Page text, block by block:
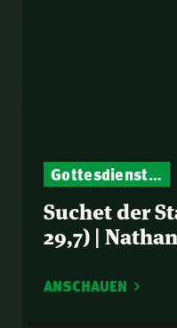
Gottesdienst-Botschaften – Jeden Sonntag neu: Aktuelle Predigten vom Mitternachtsruf
Suchet der
29,7) |
ANSCHAUEN